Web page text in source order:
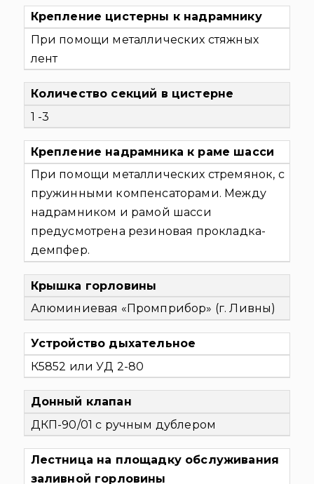
Крепление цистерны к надрамнику
При помощи металлических стяжных
лент
Количество секций в цистерне
1 -3
Крепление надрамника к раме шасси
При помощи металлических стремянок, с
пружинными компенсаторами. Между
надрамником и рамой шасси
предусмотрена резиновая прокладка-
демпфер.
Крышка горловины
Алюминиевая «Промприбор» (г. Ливны)
Устройство дыхательное
К5852 или УД 2-80
Донный клапан
ДКП-90/01 с ручным дублером
Лестница на площадку обслуживания
заливной горловины